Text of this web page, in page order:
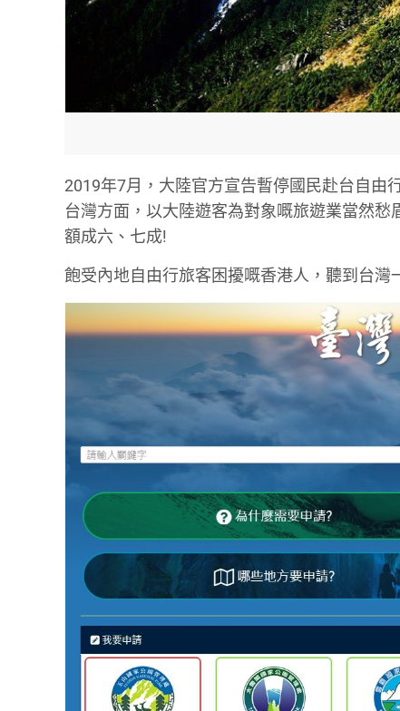
2019年7月，大陸官方宣告暫停國民赴台自由
台灣方面，以大陸遊客為對象嘅旅遊業當然
額成六、七成!
飽受內地自由行旅客困擾嘅香港人，聽到台灣